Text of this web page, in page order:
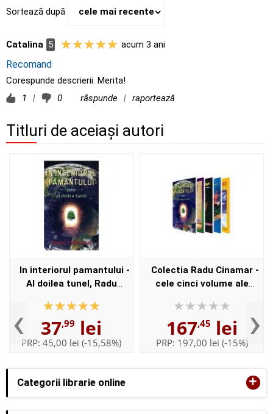
Categorii librarie online +
Sortează după cele mai recente
Catalina 5 acum 3 ani
Recomand
Corespunde descrierii. Merita!
1
| 0 răspunde | raportează
Titluri de aceiași autori
‹
In interiorul pamantului -
Al doilea tunel, Radu
37,99 lei
PRP: 45,00 lei (-15,58%)
Colectia Radu Cinamar -
cele cinci volume ale
167,45 lei
PRP: 197,00 lei (-15%) ›